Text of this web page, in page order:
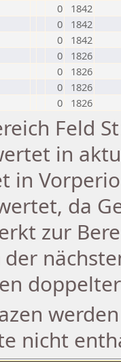
0
1842
0
1842
0
1842
0
1826
0
1826
0
1826
0 1826
Feld
in
in
da
zur
nicht